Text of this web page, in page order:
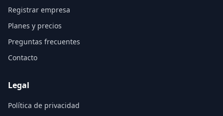
Registrar empresa
Planes y precios
Preguntas frecuentes
Contacto
Legal
Política de privacidad